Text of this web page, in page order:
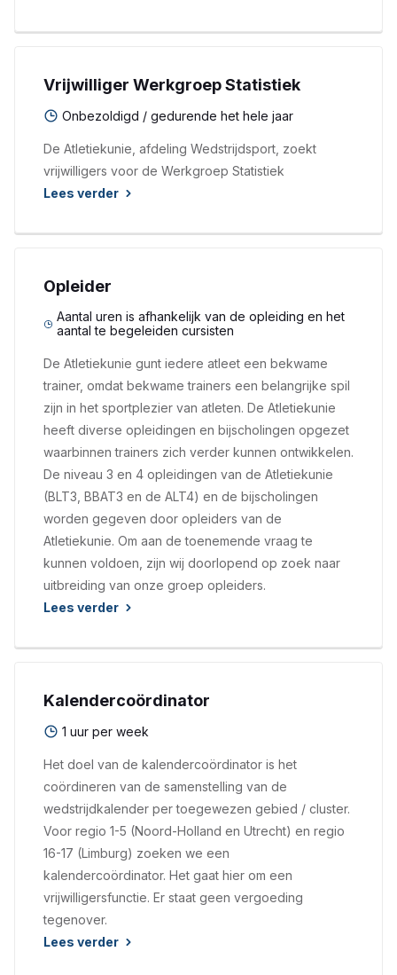
Vrijwilliger Werkgroep Statistiek
Onbezoldigd / gedurende het hele jaar
De Atletiekunie, afdeling Wedstrijdsport, zoekt
vrijwilligers voor de Werkgroep Statistiek
Lees verder
Opleider
Aantal uren is afhankelijk van de opleiding en het
aantal te begeleiden cursisten
De Atletiekunie gunt iedere atleet een bekwame
trainer, omdat bekwame trainers een belangrijke spil
zijn in het sportplezier van atleten. De Atletiekunie
heeft diverse opleidingen en bijscholingen opgezet
waarbinnen trainers zich verder kunnen ontwikkelen.
De niveau 3 en 4 opleidingen van de Atletiekunie
(BLT3, BBAT3 en de ALT4) en de bijscholingen
worden gegeven door opleiders van de
Atletiekunie. Om aan de toenemende vraag te
kunnen voldoen, zijn wij doorlopend op zoek naar
uitbreiding van onze groep opleiders.
Lees verder
Kalendercoördinator
1 uur per week
Het doel van de kalendercoördinator is het
coördineren van de samenstelling van de
wedstrijdkalender per toegewezen gebied / cluster.
Voor regio 1-5 (Noord-Holland en Utrecht) en regio
16-17 (Limburg) zoeken we een
kalendercoördinator. Het gaat hier om een
vrijwilligersfunctie. Er staat geen vergoeding
tegenover.
Lees verder